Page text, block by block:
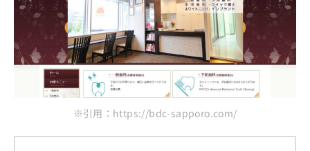
※引用：https://bdc-sapporo.com/